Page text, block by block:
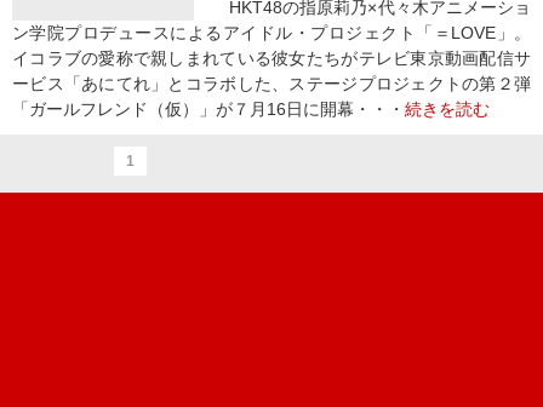
HKT48の指原莉乃×代々木アニメーショ
ン学院プロデュースによるアイドル・プロジェクト「＝LOVE」。
イコラブの愛称で親しまれている彼女たちがテレビ東京動画配信サ
ービス「あにてれ」とコラボした、ステージプロジェクトの第２弾
「ガールフレンド（仮）」が７月16日に開幕・・・ 続きを読む
1